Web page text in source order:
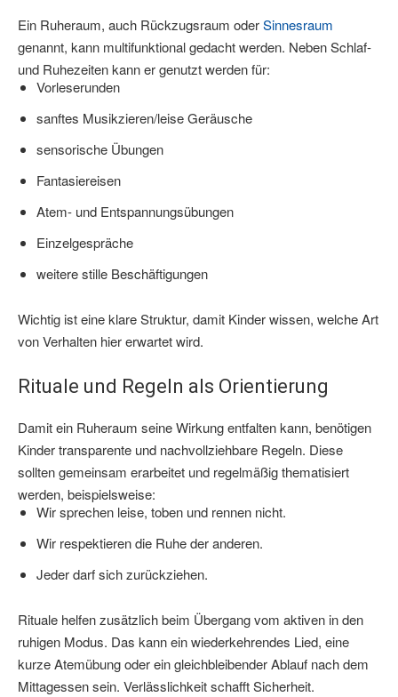
Ein Ruheraum, auch Rückzugsraum oderSinnesraum
genannt, kann multifunktional gedacht werden. Neben Schlaf-
und Ruhezeiten kann er genutzt werden für:
Vorleserunden
sanftes Musikzieren/leise Geräusche
sensorische Übungen
Fantasiereisen
Atem- und Entspannungsübungen
Einzelgespräche
weitere stille Beschäftigungen
Wichtig ist eine klare Struktur, damit Kinder wissen, welche Art
von Verhalten hier erwartet wird.
Rituale und Regeln als Orientierung
Damit ein Ruheraum seine Wirkung entfalten kann, benötigen
Kinder transparente und nachvollziehbare Regeln. Diese
sollten gemeinsam erarbeitet und regelmäßig thematisiert
werden, beispielsweise:
Wir sprechen leise, toben und rennen nicht.
Wir respektieren die Ruhe der anderen.
Jeder darf sich zurückziehen.
Rituale helfen zusätzlich beim Übergang vom aktiven in den
ruhigen Modus. Das kann ein wiederkehrendes Lied, eine
kurze Atemübung oder ein gleichbleibender Ablauf nach dem
Mittagessen sein. Verlässlichkeit schafft Sicherheit.